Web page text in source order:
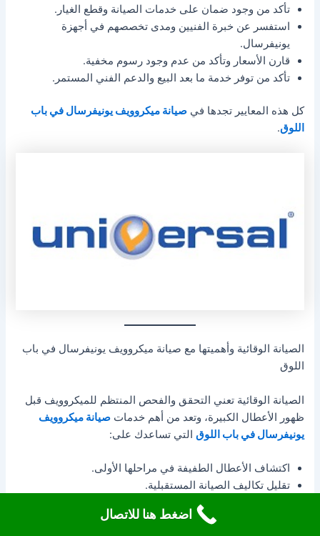
تأكد من وجود ضمان على خدمات الصيانة وقطع الغيار.
استفسر عن خبرة الفنيين ومدى تخصصهم في أجهزة
يونيفرسال.
قارن الأسعار وتأكد من عدم وجود رسوم مخفية.
تأكد من توفر خدمة ما بعد البيع والدعم الفني المستمر.
كل هذه المعايير تجدها فيصيانة ميكروويف يونيفرسال في باب
اللوق.
الصيانة الوقائية وأهميتها مع صيانة ميكروويف يونيفرسال في باب
اللوق
الصيانة الوقائية تعني التحقق والفحص المنتظم للميكروويف قبل
ظهور الأعطال الكبيرة، وتعد من أهم خدماتصيانة ميكروويف
يونيفرسال في باب اللوق التي تساعدك على:
اكتشاف الأعطال الطفيفة في مراحلها الأولى.
تقليل تكاليف الصيانة المستقبلية.
ضمان عمل الجهاز بأفضل كفاءة.
الحفاظ على سلامة الجهاز ومنع حدوث أضرار أكبر.
اضغط هنا للاتصال